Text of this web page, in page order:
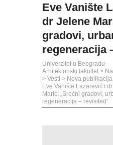
Eve Vanište
dr Jelene
gradovi,
regeneracija
Univerzitet u Beogradu -
Arhitektonski fakultet >
> Vesti > Nova
Eve Vanište Lazarević i
Marić: „Srećni gradovi,
regeneracija – revisited“